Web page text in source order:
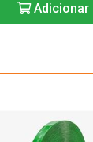
Adicionar